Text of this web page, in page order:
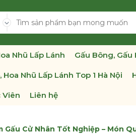
Nhũ Lấp Lánh Gấu Bông, Gấu
Hoa Nhũ Lấp Lánh Top 1 Hà Nội
Viên Liên hệ
Gấu Cử Nhân Tốt Nghiệp – Món